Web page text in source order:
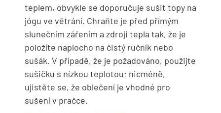
teplem, obvykle se doporučuje sušit topy na
jógu ve větrání. Chraňte je před přímým
slunečním zářením a zdroji tepla tak, že je
položíte naplocho na čistý ručník nebo
sušák. V případě, že je požadováno, použijte
sušičku s nízkou teplotou; nicméně,
ujistěte se, že oblečení je vhodné pro
sušení v pračce.